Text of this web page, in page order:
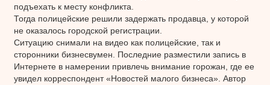
подъехать к месту конфликта.
Тогда полицейские решили задержать продавца, у которой
не оказалось городской регистрации.
Ситуацию снимали на видео как полицейские, так и
сторонники бизнесвумен. Последние разместили запись в
Интернете в намерении привлечь внимание горожан, где ее
увидел корреспондент «Новостей малого бизнеса». Автор